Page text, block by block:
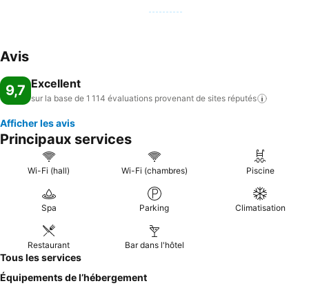
Avis
9,7 Excellent
sur la base de 1 114 évaluations provenant de sites réputés
Afficher les avis
Principaux services
Wi-Fi (hall) Wi-Fi (chambres) Piscine
Spa Parking Climatisation
Restaurant Bar dans l'hôtel
Tous les services
Équipements de l’hébergement